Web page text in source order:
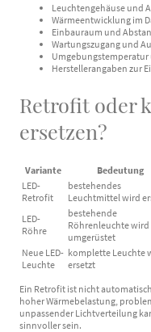
Leuchtengehäuse und
Wärmeentwicklung im
Einbauraum und
Wartungszugang und
Herstellerangaben zur
Retrofit oder
ersetzen?
Variante Bedeutung
LED-
Retrofit
bestehendes
Leuchtmittel wird
LED-
Röhre
bestehende
Röhrenleuchte wird
umgerüstet
Neue LED-
Leuchte
komplette Leuchte
ersetzt
Ein Retrofit ist nicht
hoher Wärmebelastung,
unpassender Lichtverteilung
sinnvoller sein.